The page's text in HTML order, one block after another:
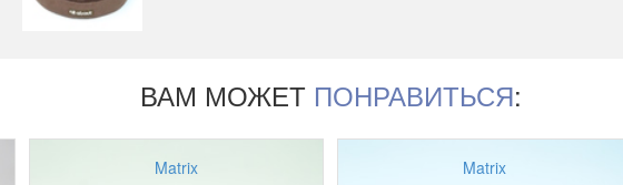
ВАМ МОЖЕТ ПОНРАВИТЬСЯ:
Matrix Matrix